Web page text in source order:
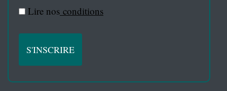
Lire nos conditions